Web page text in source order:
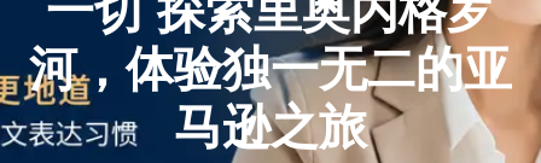
河，体验独一无二的亚
马逊之旅